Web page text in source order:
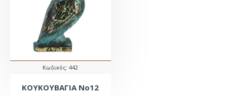
Κωδικός: 442
ΚΟΥΚΟΥΒΑΓΙΑ Νο12